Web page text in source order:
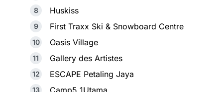
Huskiss
First Traxx Ski & Snowboard Centre
Oasis Village
Gallery des Artistes
ESCAPE Petaling Jaya
Camp5 1Utama